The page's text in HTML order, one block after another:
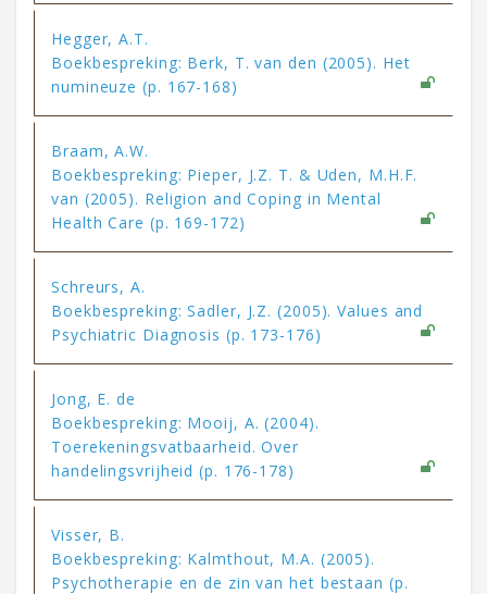
Hegger, A.T.
Boekbespreking: Berk, T. van den (2005). Het
numineuze (p. 167-168)
Braam, A.W.
Boekbespreking: Pieper, J.Z. T. & Uden, M.H.F.
van (2005). Religion and Coping in Mental
Health Care (p. 169-172)
Schreurs, A.
Boekbespreking: Sadler, J.Z. (2005). Values and
Psychiatric Diagnosis (p. 173-176)
Jong, E. de
Boekbespreking: Mooij, A. (2004).
Toerekeningsvatbaarheid. Over
handelingsvrijheid (p. 176-178)
Visser, B.
Boekbespreking: Kalmthout, M.A. (2005).
Psychotherapie en de zin van het bestaan (p.